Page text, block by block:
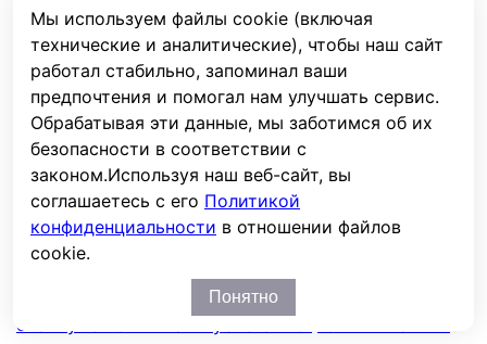
Мы используем файлы cookie (включая
технические и аналитические), чтобы наш сайт
работал стабильно, запоминал ваши
предпочтения и помогал нам улучшать сервис.
Обрабатывая эти данные, мы заботимся об их
безопасности в соответствии с
законом.Используя наш веб-сайт, вы
соглашаетесь с его Политикой
конфиденциальности в отношении файлов
cookie.
Понятно
напольный9кВт 24В Hybrid 6 кВт · 48 В ·
напольныйHybrid 9кВт/48В 3 фазы 6 кВт · 48 В ·
напольный9кВт 48В Hybrid 8 кВт · 48 В · в стойку
19"12кВт 48В Hybrid 19" 8 кВт · 48 В · в стойку
19"12кВт 48В Hybrid 3F 19" 8 кВт · 48 В · в стойку
19"12кВт 48В Hybrid Li 19" 8 кВт · 48 В · в стойку
19"12кВт 48В Hybrid Li 3F 19" 8 кВт · 48 В ·
напольный12кВт 48В Hybrid 8 кВт · 48 В ·
напольный12кВт 48В Hybrid 3F 8 кВт · 48 В ·
напольный
15кВт 48В Hybrid 19"
стойку 19"